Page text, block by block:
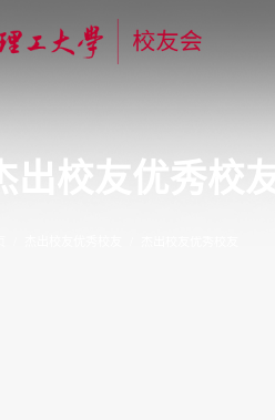
杰出校友优秀校友